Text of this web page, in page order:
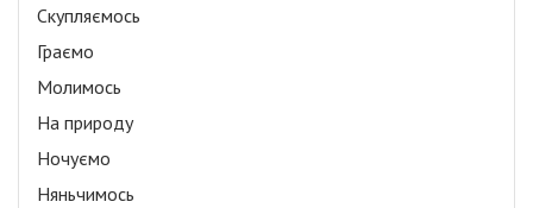
Скупляємось
Граємо
Молимось
На природу
Ночуємо
Няньчимось